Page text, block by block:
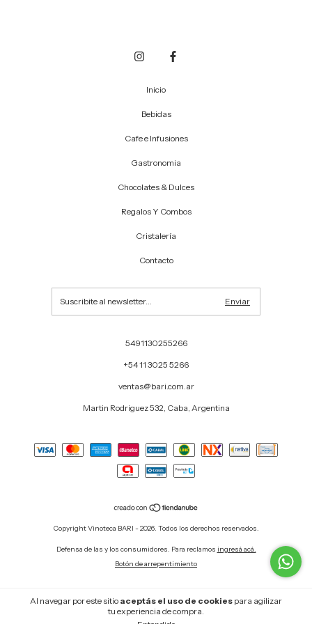
Al navegar por este sitio aceptás el uso de cookies para agilizar
tu experiencia de compra.
Inicio
Bebidas
Cafe e Infusiones
Gastronomia
Chocolates & Dulces
Regalos Y Combos
Cristalería
Contacto
5491130255266
+54 11 3025 5266
ventas@bari.com.ar
Martin Rodriguez 532, Caba, Argentina
Copyright Vinoteca BARI - 2026. Todos los derechos reservados.
Defensa de las y los consumidores. Para reclamos ingresá acá.
Botón de arrepentimiento